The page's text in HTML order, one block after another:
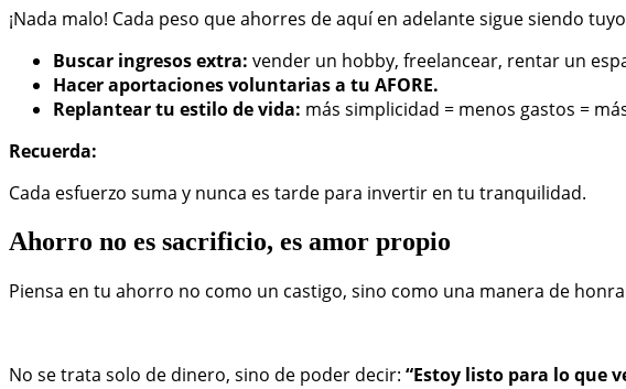
¡Nada malo! Cada peso que ahorres de aquí en adelante sigue siendo
Buscar ingresos extra: vender un hobby, freelancear, rentar un
Hacer aportaciones voluntarias a tu AFORE.
Replantear tu estilo de vida: más simplicidad = menos gastos =
Recuerda:
Cada esfuerzo suma y nunca es tarde para invertir en tu tranquilidad.
Ahorro no es sacrificio, es amor propio
Piensa en tu ahorro no como un castigo, sino como una manera de
No se trata solo de dinero, sino de poder decir: “Estoy listo para lo que